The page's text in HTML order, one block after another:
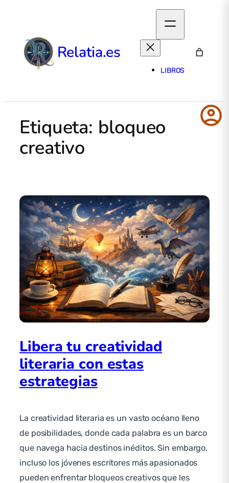
Relatia.es
LIBROS
Etiqueta: bloqueo
creativo
Libera tu creatividad
literaria con estas
estrategias
La creatividad literaria es un vasto océano lleno
de posibilidades, donde cada palabra es un barco
que navega hacia destinos inéditos. Sin embargo,
incluso los jóvenes escritores más apasionados
pueden enfrentar bloqueos creativos que les
account_circle